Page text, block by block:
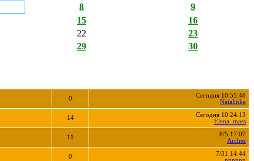
8
9
15
16
22
23
29
30
0
Сегодня 10:55:48
Natalinka
14
Сегодня 10:24:13
Elena_mass
11
8/5 17:07
Archer
0
7/31 14:44